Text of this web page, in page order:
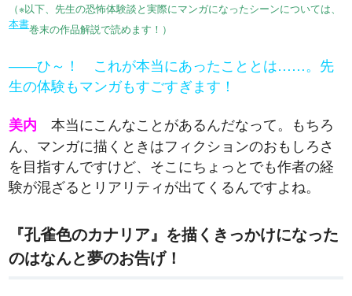
（※以下、先生の恐怖体験談と実際にマンガになったシーンについては、
本書巻末の作品解説で読めます！）
――ひ～！ これが本当にあったこととは……。先
生の体験もマンガもすごすぎます！
美内 本当にこんなことがあるんだなって。もちろ
ん、マンガに描くときはフィクションのおもしろさ
を目指すんですけど、そこにちょっとでも作者の経
験が混ざるとリアリティが出てくるんですよね。
『孔雀色のカナリア』を描くきっかけになった
のはなんと夢のお告げ！